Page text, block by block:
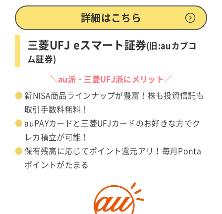
詳細はこちら
三菱UFJ eスマート証券(旧:auカブコ
ム証券)
＼au派・三菱UFJ派にメリット／
新NISA商品ラインナップが豊富！株も投資信託も
取引手数料無料！
auPAYカードと三菱UFJカードのお好きな方でク
レカ積立が可能！
保有残高に応じてポイント還元アリ！毎月Ponta
ポイントがたまる